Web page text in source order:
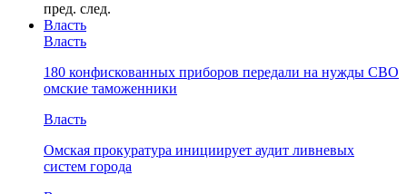
пред. след.
Власть
Власть
180 конфискованных приборов передали на нужды СВО
омские таможенники
Власть
Омская прокуратура инициирует аудит ливневых
систем города